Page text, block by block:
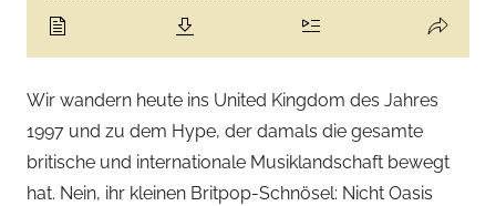
Wir wandern heute ins United Kingdom des Jahres
1997 und zu dem Hype, der damals die gesamte
britische und internationale Musiklandschaft bewegt
hat. Nein, ihr kleinen Britpop-Schnösel: Nicht Oasis